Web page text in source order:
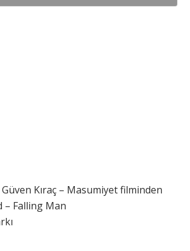
Kıraç – Masumiyet filminden
– Falling Man